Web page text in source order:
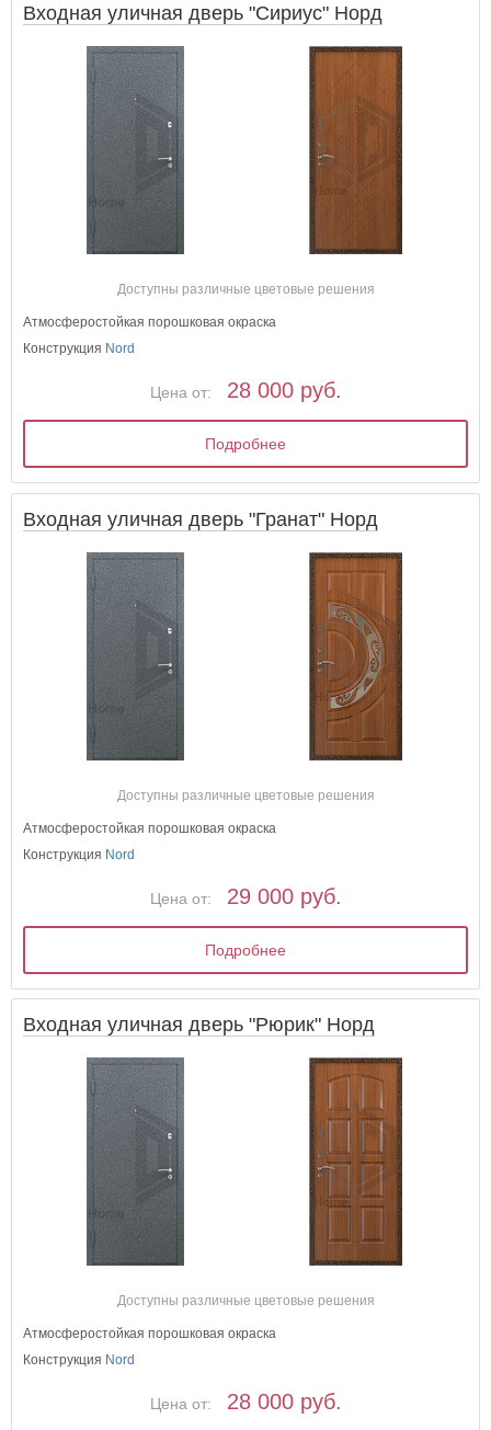
Входная уличная дверь "Сириус" Норд
Доступны различные цветовые решения
Атмосферостойкая порошковая окраска
Конструкция Nord
Цена от: 28 000 руб.
Подробнее
Входная уличная дверь "Гранат" Норд
Доступны различные цветовые решения
Атмосферостойкая порошковая окраска
Конструкция Nord
Цена от: 29 000 руб.
Подробнее
Входная уличная дверь "Рюрик" Норд
Доступны различные цветовые решения
Атмосферостойкая порошковая окраска
Конструкция Nord
Цена от: 28 000 руб.